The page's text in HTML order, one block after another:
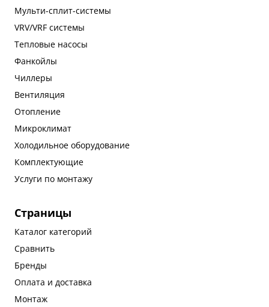
Мульти-сплит-системы
VRV/VRF системы
Тепловые насосы
Фанкойлы
Чиллеры
Вентиляция
Отопление
Микроклимат
Холодильное оборудование
Комплектующие
Услуги по монтажу
Страницы
Каталог категорий
Сравнить
Бренды
Оплата и доставка
Монтаж